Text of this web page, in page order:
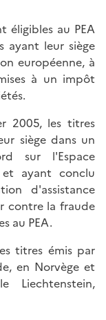
éligibles au PEA
ayant leur siège
européenne, à
à un impôt
2005, les titres
siège dans un
sur l'Espace
et ayant conclu
d'assistance
contre la fraude
au PEA.
titres émis par
en Norvège et
Liechtenstein,